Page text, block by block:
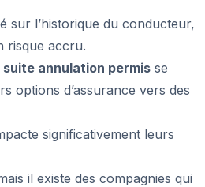
sur l’historique du conducteur,
risque accru.
annulation permis se
options d’assurance vers des
significativement leurs
il existe des compagnies qui